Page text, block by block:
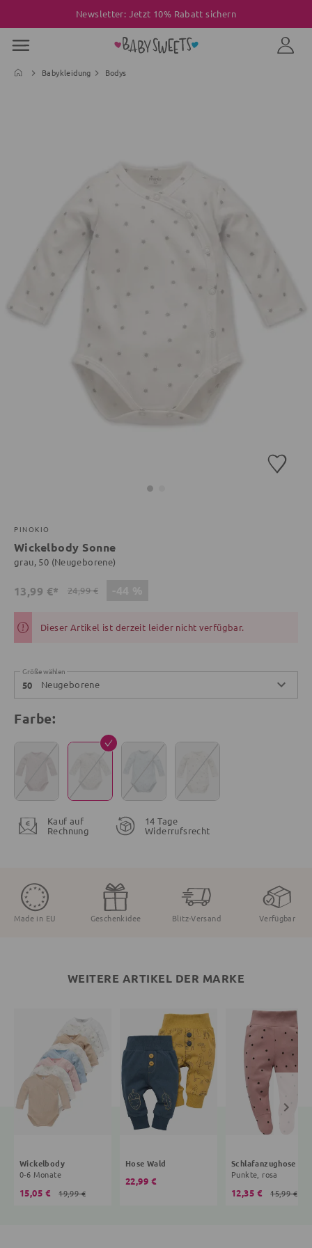
Newsletter: Jetzt 10% Rabatt sichern
Babykleidung Bodys
PINOKIO
Wickelbody Sonne
grau, 50 (Neugeborene)
13,99 €* 24,99 €
Dieser Artikel ist derzeit leider nicht verfügbar.
Größe wählen
50 Neugeborene
Farbe:
Kauf auf
Rechnung
14 Tage
Widerrufsrecht
Made in EU Geschenkidee Blitz-Versand Verfügbar
WEITERE ARTIKEL DER MARKE
Wickelbody
0-6 Monate
15,05 € 19,99 €
Hose Wald
22,99 €
Schlafanzughose
Punkte, rosa
12,35 € 15,99 €